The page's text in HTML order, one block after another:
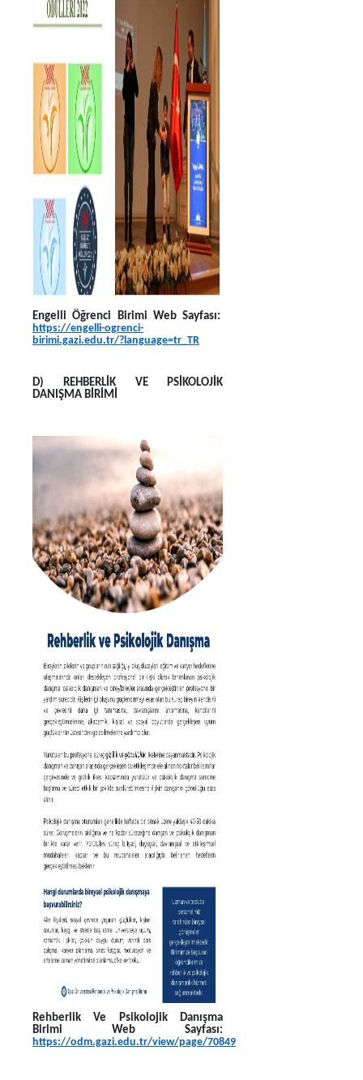
Engelli Öğrenci Birimi Web Sayfası:
https://engelli-ogrenci-
birimi.gazi.edu.tr/?language=tr_TR
D) REHBERLİK VE PSİKOLOJİK
DANIŞMA BİRİMİ
Rehberlik Ve Psikolojik Danışma
Birimi Web Sayfası:
https://odm.gazi.edu.tr/view/page/70849